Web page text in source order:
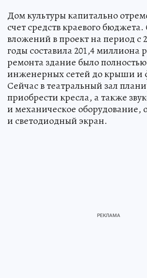
Дом культуры капитально
счет средств краевого
вложений в проект на период с
годы составила 201,4 миллиона
ремонта здание было
инженерных сетей до крыши и
Сейчас в театральный зал
приобрести кресла, а также
и механическое оборудование,
и светодиодный экран.